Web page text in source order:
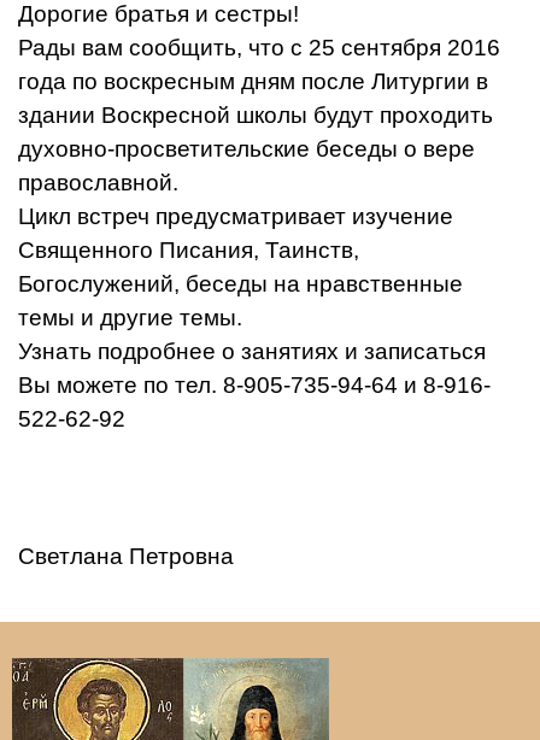
Дорогие братья и сестры!
Рады вам сообщить, что с 25 сентября 2016
года по воскресным дням после Литургии в
здании Воскресной школы будут проходить
духовно-просветительские беседы о вере
православной.
Цикл встреч предусматривает изучение
Священного Писания, Таинств,
Богослужений, беседы на нравственные
темы и другие темы.
Узнать подробнее о занятиях и записаться
Вы можете по тел. 8-905-735-94-64 и 8-916-
522-62-92
Светлана Петровна